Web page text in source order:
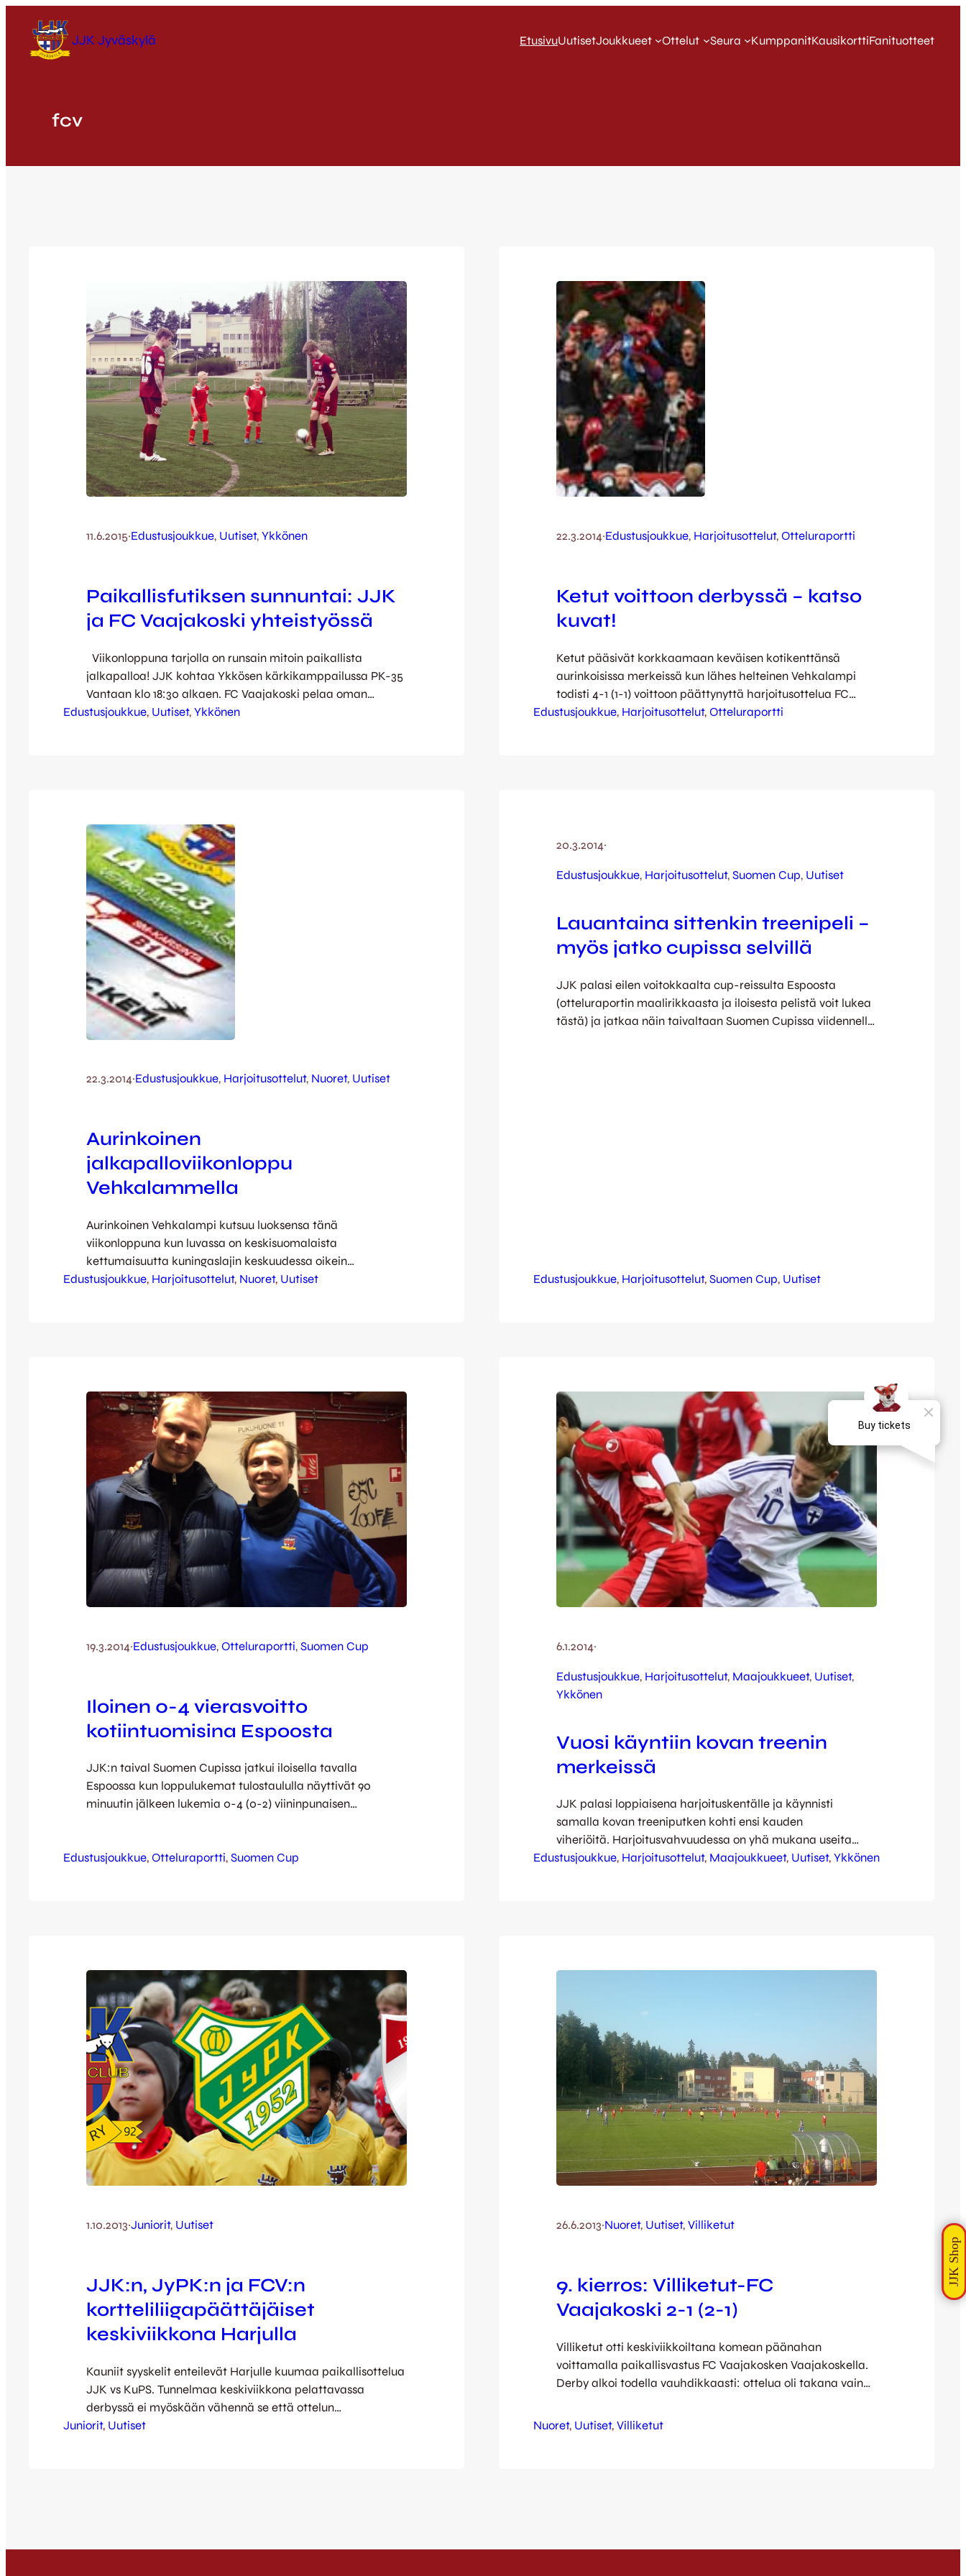
sisältöön
JJK Jyväskylä EtusivuUutisetJoukkueet Ottelut Seura KumppanitKausikorttiFanituotteet
fcv
11.6.2015·Edustusjoukkue, Uutiset, Ykkönen
Paikallisfutiksen sunnuntai: JJK
ja FC Vaajakoski yhteistyössä
Viikonloppuna tarjolla on runsain mitoin paikallista
jalkapalloa! JJK kohtaa Ykkösen kärkikamppailussa PK-35
Vantaan klo 18:30 alkaen. FC Vaajakoski pelaa oman
Kakkosen ottelunsa aiemmin iltapäivällä – kannattaa
Edustusjoukkue, Uutiset, Ykkönen
22.3.2014·Edustusjoukkue, Harjoitusottelut, Otteluraportti
Ketut voittoon derbyssä – katso
kuvat!
Ketut pääsivät korkkaamaan keväisen kotikenttänsä
aurinkoisissa merkeissä kun lähes helteinen Vehkalampi
todisti 4-1 (1-1) voittoon päättynyttä harjoitusottelua FC
Vaajakoskea vastaan. Taidokas ja terhakas
Edustusjoukkue, Harjoitusottelut, Otteluraportti
22.3.2014·Edustusjoukkue, Harjoitusottelut, Nuoret, Uutiset
Aurinkoinen
jalkapalloviikonloppu
Vehkalammella
Aurinkoinen Vehkalampi kutsuu luoksensa tänä
viikonloppuna kun luvassa on keskisuomalaista
kettumaisuutta kuningaslajin keskuudessa oikein
tuplateholla. Lauantaina edustuksen harjoitusottelu JJK:n
Edustusjoukkue, Harjoitusottelut, Nuoret, Uutiset
20.3.2014·
Edustusjoukkue, Harjoitusottelut, Suomen Cup, Uutiset
Lauantaina sittenkin treenipeli –
myös jatko cupissa selvillä
JJK palasi eilen voitokkaalta cup-reissulta Espoosta
(otteluraportin maalirikkaasta ja iloisesta pelistä voit lukea
tästä) ja jatkaa näin taivaltaan Suomen Cupissa viidennelle
Edustusjoukkue, Harjoitusottelut, Suomen Cup, Uutiset
19.3.2014·Edustusjoukkue, Otteluraportti, Suomen Cup
Iloinen 0-4 vierasvoitto
kotiintuomisina Espoosta
JJK:n taival Suomen Cupissa jatkui iloisella tavalla
Espoossa kun loppulukemat tulostaululla näyttivät 90
minuutin jälkeen lukemia 0-4 (0-2) viininpunaisen
Etelä-Espoon Pallolle paljoakaan mahdollisuuksia vaan
Edustusjoukkue, Otteluraportti, Suomen Cup
6.1.2014·
Edustusjoukkue, Harjoitusottelut, Maajoukkueet, Uutiset
Ykkönen
Vuosi käyntiin kovan treenin
merkeissä
JJK palasi loppiaisena harjoituskentälle ja käynnisti
samalla kovan treeniputken kohti ensi kauden
viheriöitä. Harjoitusvahvuudessa on yhä mukana useita
lahjakkaita nuorukaisia JJK:n omasta juniorituotannosta
Edustusjoukkue, Harjoitusottelut, Maajoukkueet, Uutiset, Ykkönen
1.10.2013·Juniorit, Uutiset
JJK:n, JyPK:n ja FCV:n
kortteliliigapäättäjäiset
keskiviikkona Harjulla
Kauniit syyskelit enteilevät Harjulle kuumaa paikallisottelua
JJK vs KuPS. Tunnelmaa keskiviikkona pelattavassa
derbyssä ei myöskään vähennä se että ottelun
kunniavieraina ovat kaudenpäättäjäisiään juhlivat
Juniorit, Uutiset
26.6.2013·Nuoret, Uutiset, Villiketut
9. kierros: Villiketut-FC
Vaajakoski 2-1 (2-1)
Villiketut otti keskiviikkoiltana komean päänahan
voittamalla paikallisvastus FC Vaajakosken Vaajakoskella.
Derby alkoi todella vauhdikkaasti: ottelua oli takana vain
huikeaa maalivainuaan ja vei komeasti Ketut 1-0-johtoon!
Nuoret, Uutiset, Villiketut